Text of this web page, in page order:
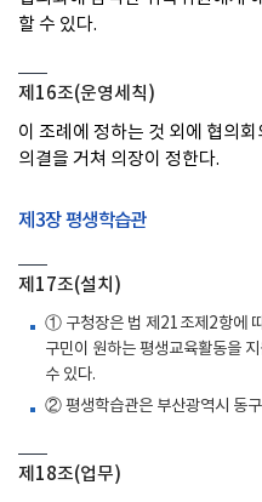
할 수 있다.
제16조(운영세칙)
이 조례에 정하는 것 외에 협의
의결을 거쳐 의장이 정한다.
제3장 평생학습관
제17조(설치)
① 구청장은 법 제21조제2항에
구민이 원하는 평생교육활동을
수 있다.
② 평생학습관은 부산광역시 동
제18조(업무)